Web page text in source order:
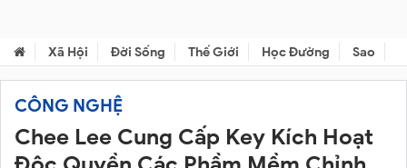
Xã Hội Đời Sống Thế Giới Học Đường Sao
CÔNG NGHỆ
Chee Lee Cung Cấp Key Kích Hoạt